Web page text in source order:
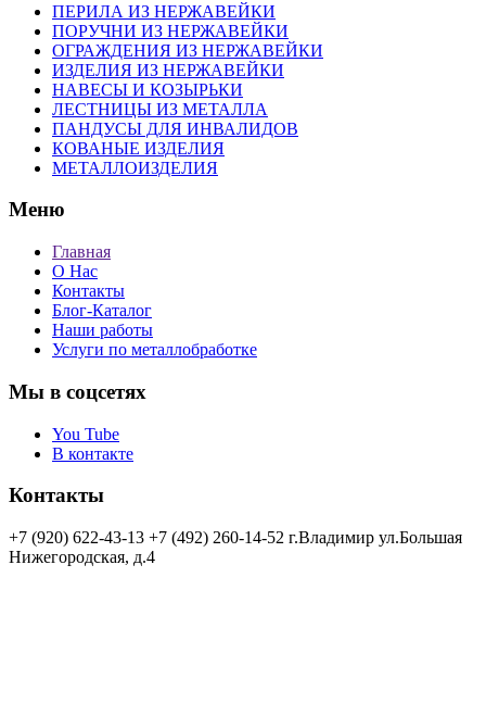
ПЕРИЛА ИЗ НЕРЖАВЕЙКИ
ПОРУЧНИ ИЗ НЕРЖАВЕЙКИ
ОГРАЖДЕНИЯ ИЗ НЕРЖАВЕЙКИ
ИЗДЕЛИЯ ИЗ НЕРЖАВЕЙКИ
НАВЕСЫ И КОЗЫРЬКИ
ЛЕСТНИЦЫ ИЗ МЕТАЛЛА
ПАНДУСЫ ДЛЯ ИНВАЛИДОВ
КОВАНЫЕ ИЗДЕЛИЯ
МЕТАЛЛОИЗДЕЛИЯ
Меню
Главная
О Нас
Контакты
Блог-Каталог
Наши работы
Услуги по металлобработке
Мы в соцсетях
You Tube
В контакте
Контакты
+7 (920) 622-43-13 +7 (492) 260-14-52 г.Владимир ул.Большая
Нижегородская, д.4